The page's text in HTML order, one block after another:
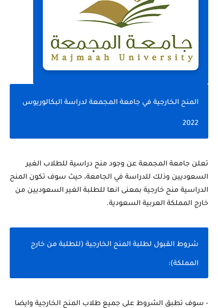
2022
تعلن جامعة المجمعة عن وجود منح دراسية للطلاب الغير
خارج المملكة العربية السعودية.
المملكة):